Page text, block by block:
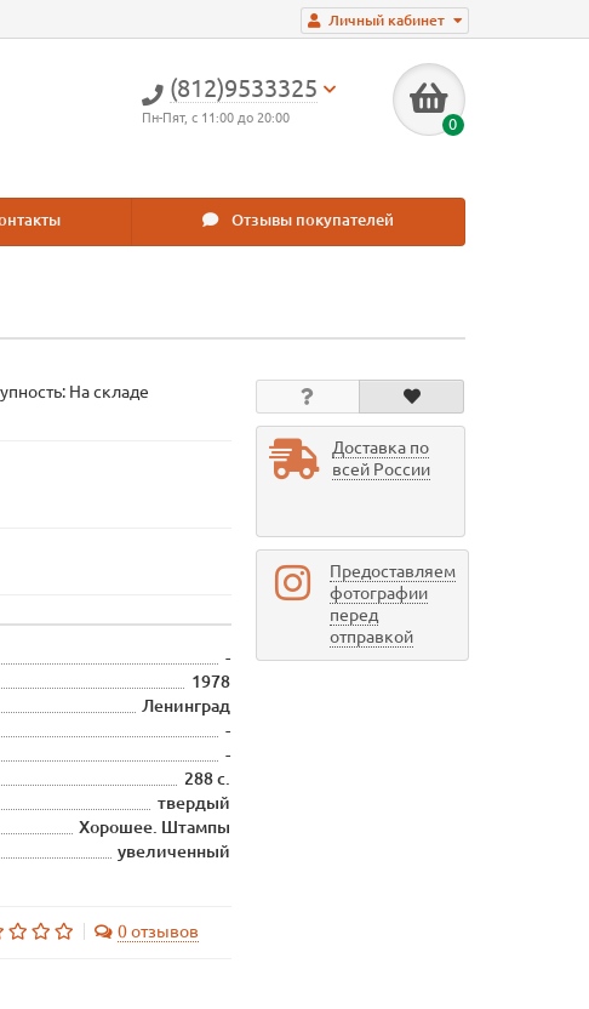
Личный кабинет
(812)9533325
Пн-Пят, с 11:00 до 20:00 0
Отзывы покупателей
На складе
-
1978
Ленинград
-
-
288 с.
твердый
Хорошее. Штампы
увеличенный
0 отзывов
Доставка по
всей России
Предоставляем
фотографии
перед
отправкой